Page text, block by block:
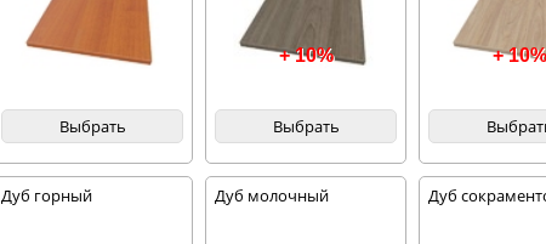
Выбрать
+ 10%
Выбрать
+ 10%
Дуб горный Дуб молочный Дуб